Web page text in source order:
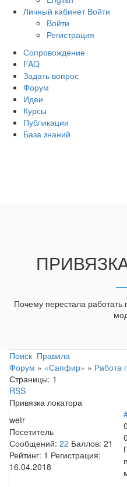
Личный кабинет Войти
Войти
Регистрация
Сопровождение
FAQ
Задать вопрос
Форум
Идеи
Курсы
Публикации
База знаний
Почему перестала работать
Поиск Правила
Форум » «Сапфир» » Работа
Страницы: 1
RSS
Привязка локатора
wetr
Посетитель
Сообщений: 22 Баллов: 21
Рейтинг: 1 Регистрация:
16.04.2018
0